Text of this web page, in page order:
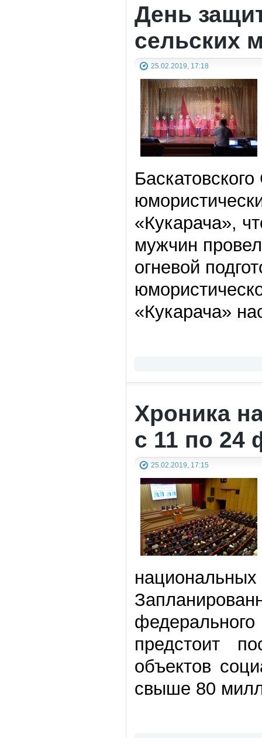
День
сельских
25.02.2019, 17:18
«Кукарача»,
мужчин
огневой
«Кукарача»
Хроника
с 11 по 24
25.02.2019, 17:15
предстоит
объектов
свыше 80